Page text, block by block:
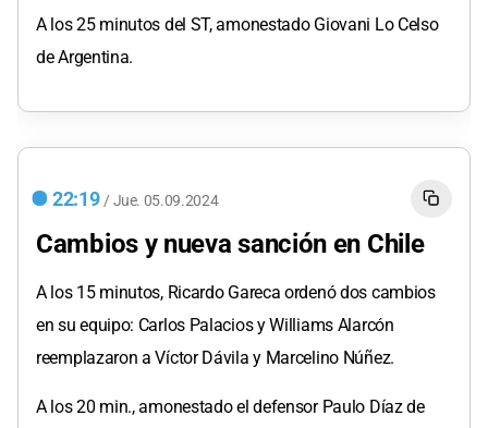
A los 25 minutos del ST, amonestado Giovani Lo Celso
de Argentina.
22:19 / Jue. 05.09.2024
Cambios y nueva sanción en Chile
A los 15 minutos, Ricardo Gareca ordenó dos cambios
en su equipo: Carlos Palacios y Williams Alarcón
reemplazaron a Víctor Dávila y Marcelino Núñez.
A los 20 min., amonestado el defensor Paulo Díaz de